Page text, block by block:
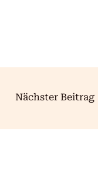
Nächster Beitrag